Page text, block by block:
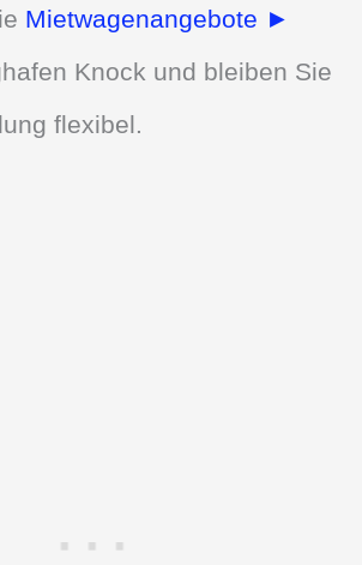
Mietwagenangebote ►
Knock und bleiben Sie
flexibel.